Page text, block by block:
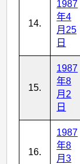
14.
1987
年4
月25
日
15.
1987
年8
月2
日
16.
1987
年8
月3